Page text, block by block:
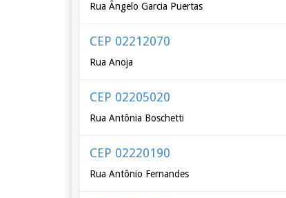
Rua Ângelo Garcia Puertas
CEP 02212070
Rua Anoja
CEP 02205020
Rua Antônia Boschetti
CEP 02220190
Rua Antônio Fernandes